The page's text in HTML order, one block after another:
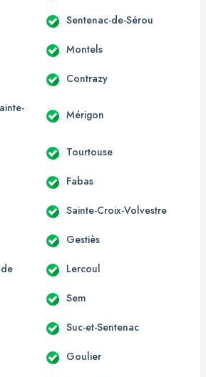
Sentenac-de-Sérou
Montels
Contrazy
Mérigon
Tourtouse
Fabas
Sainte-Croix-Volvestre
Gestiès
Lercoul
Sem
Suc-et-Sentenac
Goulier